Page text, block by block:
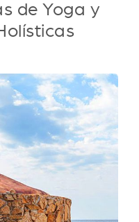
de Yoga y